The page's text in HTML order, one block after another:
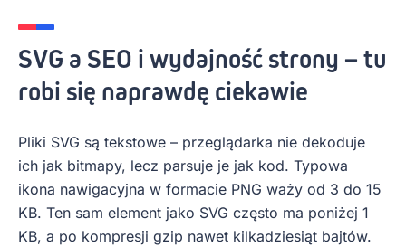
SVG a SEO i wydajność strony – tu
robi się naprawdę ciekawie
Pliki SVG są tekstowe – przeglądarka nie dekoduje
ich jak bitmapy, lecz parsuje je jak kod. Typowa
ikona nawigacyjna w formacie PNG waży od 3 do 15
KB. Ten sam element jako SVG często ma poniżej 1
KB, a po kompresji gzip nawet kilkadziesiąt bajtów.